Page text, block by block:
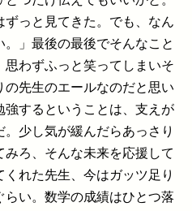
ずっと見てきた。でも、なん
」最後の最後でそんなこと
わずふっと笑ってしまいそ
の先生のエールなのだと思い
強するということは、支えが
少し気が緩んだらあっさり
ろ、そんな未来を応援して
れた先生、今はガッツ足り
い。数学の成績はひとつ落